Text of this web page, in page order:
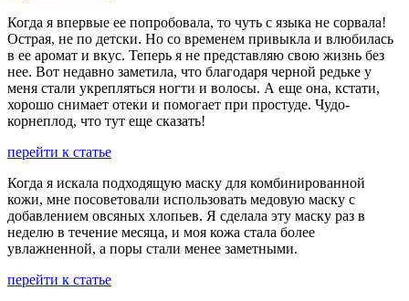
Когда я впервые ее попробовала, то чуть с языка не сорвала!
Острая, не по детски. Но со временем привыкла и влюбилась
в ее аромат и вкус. Теперь я не представляю свою жизнь без
нее. Вот недавно заметила, что благодаря черной редьке у
меня стали укрепляться ногти и волосы. А еще она, кстати,
хорошо снимает отеки и помогает при простуде. Чудо-
корнеплод, что тут еще сказать!
перейти к статье
Когда я искала подходящую маску для комбинированной
кожи, мне посоветовали использовать медовую маску с
добавлением овсяных хлопьев. Я сделала эту маску раз в
неделю в течение месяца, и моя кожа стала более
увлажненной, а поры стали менее заметными.
перейти к статье